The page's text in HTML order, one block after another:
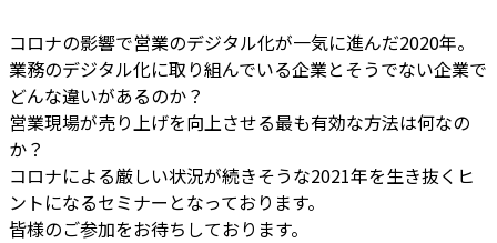
コロナの影響で営業のデジタル化が一気に進んだ2020年。
業務のデジタル化に取り組んでいる企業とそうでない企業で
どんな違いがあるのか？
営業現場が売り上げを向上させる最も有効な方法は何なの
か？
コロナによる厳しい状況が続きそうな2021年を生き抜くヒ
ントになるセミナーとなっております。
皆様のご参加をお待ちしております。